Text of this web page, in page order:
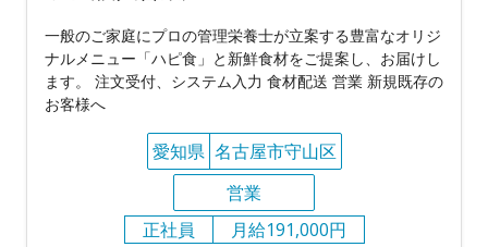
一般のご家庭にプロの管理栄養士が立案する豊富なオリジ
ナルメニュー「ハピ食」と新鮮食材をご提案し、お届けし
ます。 注文受付、システム入力 食材配送 営業 新規既存の
お客様へ
愛知県 名古屋市守山区
営業
正社員
月給191,000円